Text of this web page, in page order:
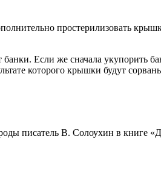
простерилизовать
Если же сначала укупорить
которого крышки будут
писатель В. Солоухин в книге